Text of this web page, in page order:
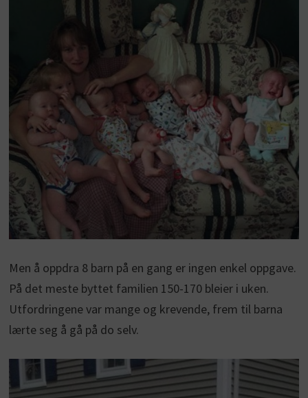
Men å oppdra 8 barn på en gang er ingen enkel oppgave.
På det meste byttet familien 150-170 bleier i uken.
Utfordringene var mange og krevende, frem til barna
lærte seg å gå på do selv.